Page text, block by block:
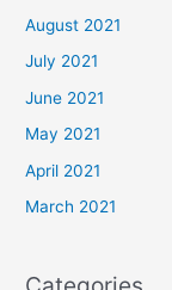
August 2021
July 2021
June 2021
May 2021
April 2021
March 2021